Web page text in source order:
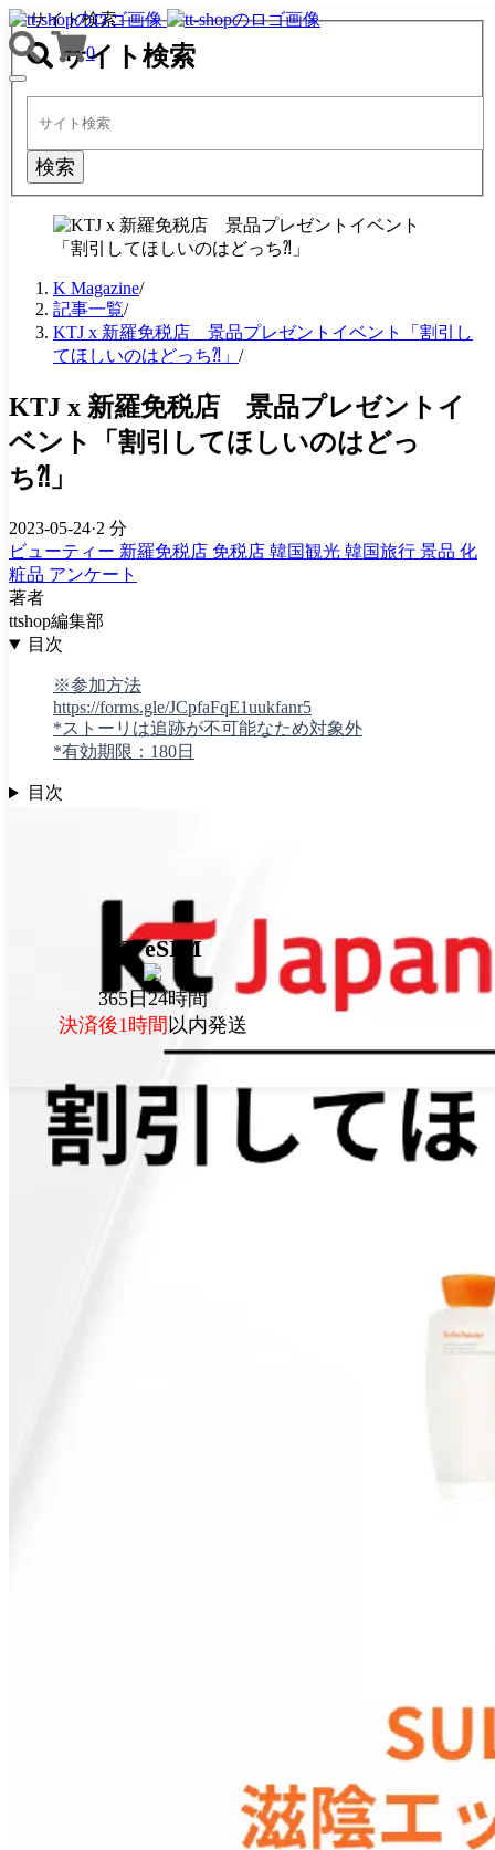
0
TOGGLE
NAVIGATION
KT eSIM
365日24時間
決済後1時間以内発送
サイト検索
サイト検索
検索
K Magazine/
記事一覧/
KTJ x 新羅免税店 景品プレゼントイベント「割引し
てほしいのはどっち⁈」 /
KTJ x 新羅免税店 景品プレゼントイ
ベント「割引してほしいのはどっ
ち⁈」
2023-05-24·2 分
ビューティー 新羅免税店 免税店 韓国観光 韓国旅行 景品 化
粧品 アンケート
著者
ttshop編集部
目次
※参加方法
https://forms.gle/JCpfaFqE1uukfanr5
*ストーリは追跡が不可能なため対象外
*有効期限：180日
目次